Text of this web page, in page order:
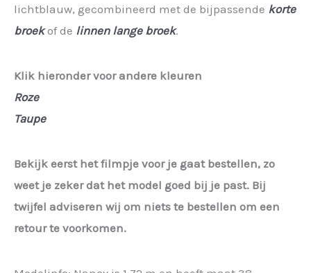
was:
is:
lichtblauw, gecombineerd met de bijpassende korte
broek of de linnen lange broek.
Klik hieronder voor andere kleuren
Roze
Taupe
Bekijk eerst het filmpje voor je gaat bestellen, zo
weet je zeker dat het model goed bij je past. Bij
twijfel adviseren wij om niets te bestellen om een
retour te voorkomen.